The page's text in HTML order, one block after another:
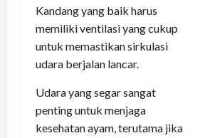
Kandang yang baik harus
memiliki ventilasi yang cukup
untuk memastikan sirkulasi
udara berjalan lancar.
Udara yang segar sangat
penting untuk menjaga
kesehatan ayam, terutama jika